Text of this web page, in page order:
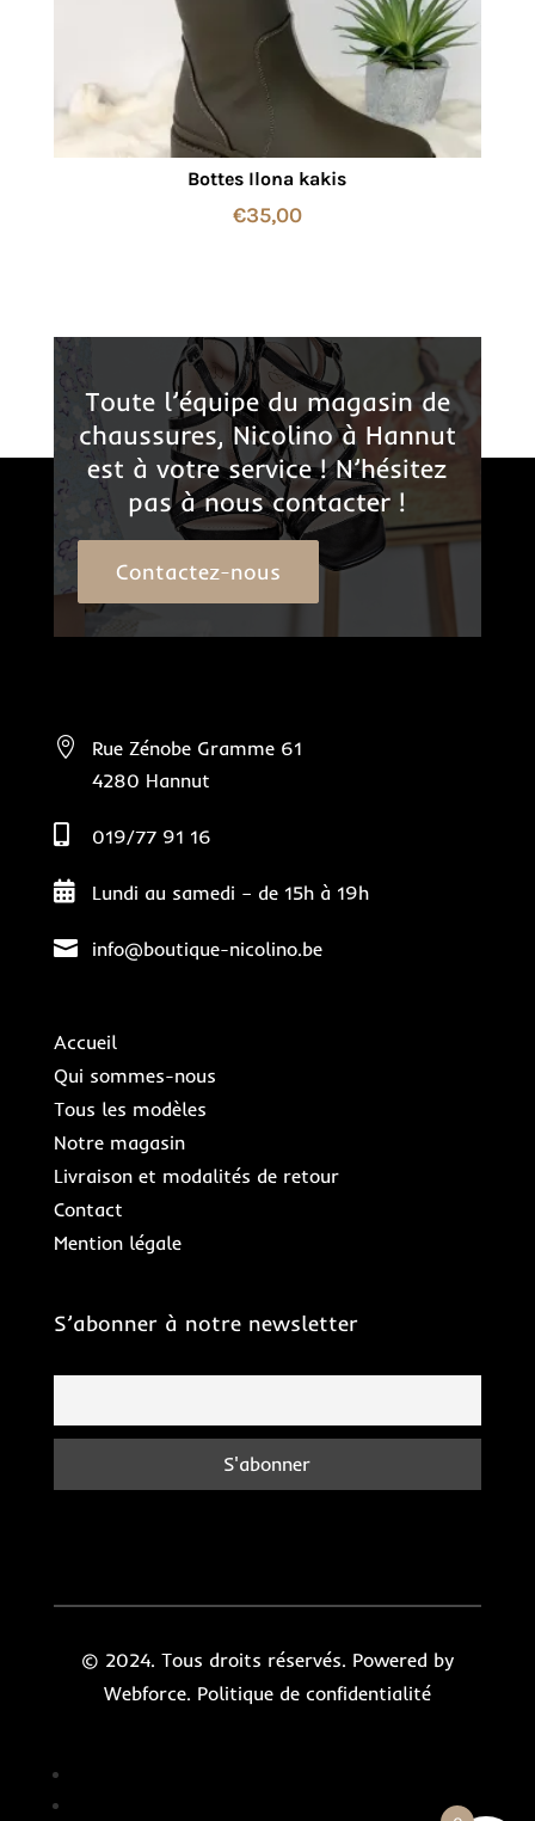
Bottes Ilona kakis
€35,00
Toute l’équipe du magasin de
chaussures, Nicolino à Hannut
est à votre service ! N’hésitez
pas à nous contacter !
Contactez-nous

Rue Zénobe Gramme 61
4280 Hannut
 019/77 91 16
 Lundi au samedi – de 15h à 19h
 info@boutique-nicolino.be
Accueil
Qui sommes-nous
Tous les modèles
Notre magasin
Livraison et modalités de retour
Contact
Mention légale
S’abonner à notre newsletter
© 2024. Tous droits réservés. Powered by
Webforce. Politique de confidentialité